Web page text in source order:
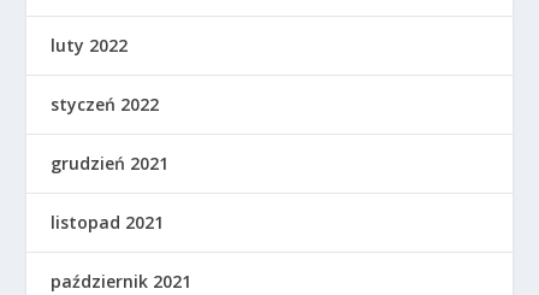
luty 2022
styczeń 2022
grudzień 2021
listopad 2021
październik 2021